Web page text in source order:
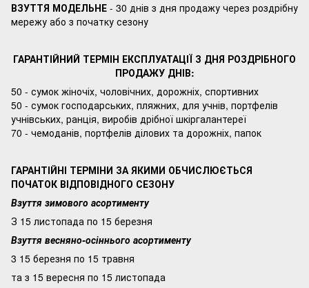
ВЗУТТЯ МОДЕЛЬНЕ - 30 днів з дня продажу через роздрібну
мережу або з початку сезону
ГАРАНТІЙНИЙ ТЕРМІН ЕКСПЛУАТАЦІЇ З ДНЯ РОЗДРІБНОГО
ПРОДАЖУ ДНІВ:
50 - сумок жіночіх, чоловічних, дорожніх, спортивних
50 - сумок господарських, пляжних, для учнів, портфелів
учнівських, ранція, виробів дрібної шкіргалантереї
70 - чемоданів, портфелів ділових та дорожніх, папок
ГАРАНТІЙНІ ТЕРМІНИ ЗА ЯКИМИ ОБЧИСЛЮЄТЬСЯ
ПОЧАТОК ВІДПОВІДНОГО СЕЗОНУ
Взуття зимового асортименту
З 15 листопада по 15 березня
Взуття весняно-осіннього асортименту
3 15 березня по 15 травня
та з 15 вересня по 15 листопада